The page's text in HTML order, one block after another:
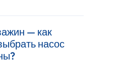
— как
насос